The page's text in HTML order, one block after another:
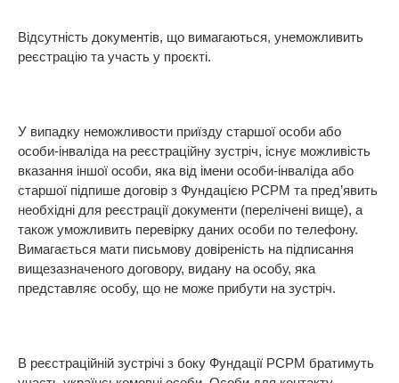
Відсутність документів, що вимагаються, унеможливить
реєстрацію та участь у проєкті.
У випадку неможливости приїзду старшої особи або
особи-інваліда на реєстраційну зустріч, існує можливість
вказання іншої особи, яка від імени особи-інваліда або
старшої підпише договір з Фундацією PCPM та пред’явить
необхідні для реєстрації документи (перелічені вище), а
також уможливить перевірку даних особи по телефону.
Вимагається мати письмову довіреність на підписання
вищезазначеного договору, видану на особу, яка
представляє особу, що не може прибути на зустріч.
В реєстраційній зустрічі з боку Фундації PCPM братимуть